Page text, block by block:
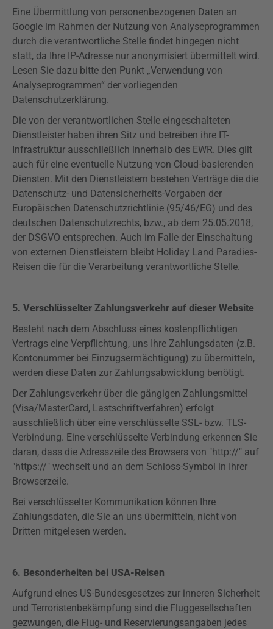
Eine Übermittlung von personenbezogenen Daten an
Google im Rahmen der Nutzung von Analyseprogrammen
durch die verantwortliche Stelle findet hingegen nicht
statt, da Ihre IP-Adresse nur anonymisiert übermittelt wird.
Lesen Sie dazu bitte den Punkt „Verwendung von
Analyseprogrammen“ der vorliegenden
Datenschutzerklärung.
Die von der verantwortlichen Stelle eingeschalteten
Dienstleister haben ihren Sitz und betreiben ihre IT-
Infrastruktur ausschließlich innerhalb des EWR. Dies gilt
auch für eine eventuelle Nutzung von Cloud-basierenden
Diensten. Mit den Dienstleistern bestehen Verträge die die
Datenschutz- und Datensicherheits-Vorgaben der
Europäischen Datenschutzrichtlinie (95/46/EG) und des
deutschen Datenschutzrechts, bzw., ab dem 25.05.2018,
der DSGVO entsprechen. Auch im Falle der Einschaltung
von externen Dienstleistern bleibt Holiday Land Paradies-
Reisen die für die Verarbeitung verantwortliche Stelle.
5. Verschlüsselter Zahlungsverkehr auf dieser Website
Besteht nach dem Abschluss eines kostenpflichtigen
Vertrags eine Verpflichtung, uns Ihre Zahlungsdaten (z.B.
Kontonummer bei Einzugsermächtigung) zu übermitteln,
werden diese Daten zur Zahlungsabwicklung benötigt.
Der Zahlungsverkehr über die gängigen Zahlungsmittel
(Visa/MasterCard, Lastschriftverfahren) erfolgt
ausschließlich über eine verschlüsselte SSL- bzw. TLS-
Verbindung. Eine verschlüsselte Verbindung erkennen Sie
daran, dass die Adresszeile des Browsers von "http://" auf
"https://" wechselt und an dem Schloss-Symbol in Ihrer
Browserzeile.
Bei verschlüsselter Kommunikation können Ihre
Zahlungsdaten, die Sie an uns übermitteln, nicht von
Dritten mitgelesen werden.
6. Besonderheiten bei USA-Reisen
Aufgrund eines US-Bundesgesetzes zur inneren Sicherheit
und Terroristenbekämpfung sind die Fluggesellschaften
gezwungen, die Flug- und Reservierungsangaben jedes